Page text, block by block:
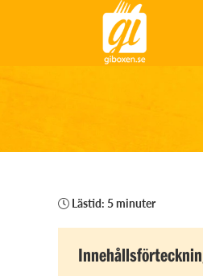
Lästid: 5 minuter